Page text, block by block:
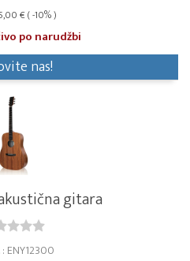
€ ( -10% )
po narudžbi
nas!
gitara
: ENY12300